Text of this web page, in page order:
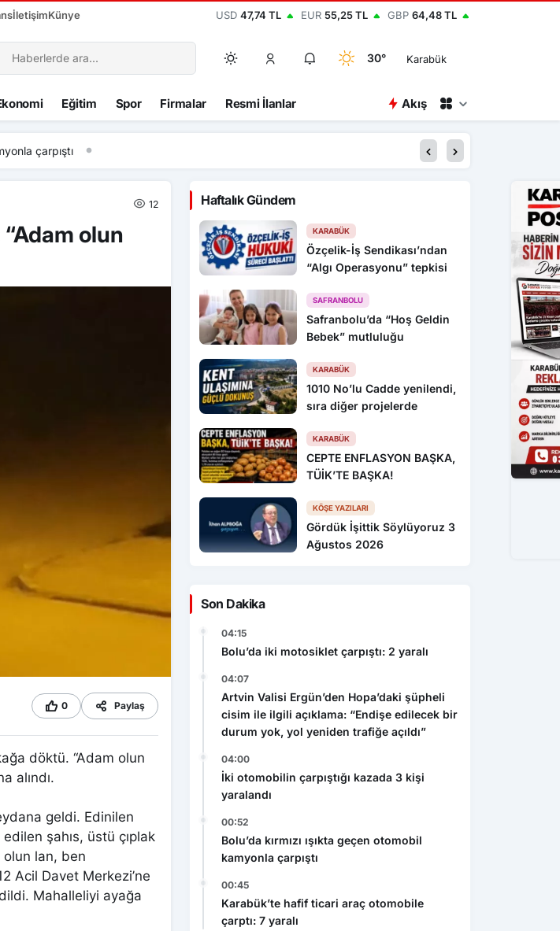
İletişimKünye USD 47,74 TL EUR 55,25 TL GBP 64,48 TL
30° Karabük
Eğitim Spor Firmalar Resmi İlanlar Akış
00:45 Karabük’te hafif
12
olun
0 Paylaş
döktü. “Adam olun
alındı.
geldi. Edinilen
şahıs, üstü çıplak
olun lan, ben
Acil Davet Merkezi’ne
Mahalleliyi ayağa
Haftalık Gündem
KARABÜK
Özçelik-İş Sendikası’ndan
“Algı Operasyonu” tepkisi
SAFRANBOLU
Safranbolu’da “Hoş Geldin
Bebek” mutluluğu
KARABÜK
1010 No’lu Cadde yenilendi,
sıra diğer projelerde
KARABÜK
CEPTE ENFLASYON BAŞKA,
TÜİK’TE BAŞKA!
KÖŞE YAZILARI
Gördük İşittik Söylüyoruz 3
Ağustos 2026
Son Dakika
04:15
Bolu’da iki motosiklet çarpıştı: 2 yaralı
04:07
Artvin Valisi Ergün’den Hopa’daki şüpheli
cisim ile ilgili açıklama: “Endişe edilecek bir
durum yok, yol yeniden trafiğe açıldı”
04:00
İki otomobilin çarpıştığı kazada 3 kişi
yaralandı
00:52
Bolu’da kırmızı ışıkta geçen otomobil
kamyonla çarpıştı
00:45
Karabük’te hafif ticari araç otomobile
çarptı: 7 yaralı